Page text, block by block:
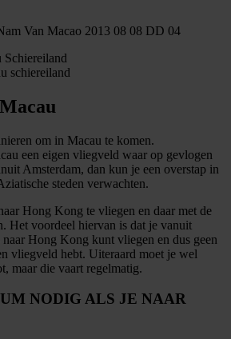
schiereiland
om in Macau te komen.
een eigen vliegveld waar op gevlogen
Amsterdam, dan kun je een overstap in
steden verwachten.
Hong Kong te vliegen en daar met de
Het voordeel hiervan is dat je vanuit
naar Hong Kong kunt vliegen en dus geen
vliegveld hebt. Uiteraard moet je wel
maar die vaart regelmatig.
NODIG ALS JE NAAR